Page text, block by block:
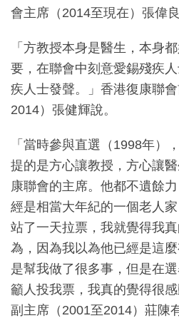
會主席（2014至現在）張偉良
「方教授本身是醫生，本身
要，在聯會中刻意愛錫殘疾
疾人士發聲。」香港復康聯
2014）張健輝說。
「當時參與直選（1998年）
提的是方心讓教授，方心讓
康聯會的主席。他都不遺餘
經是相當大年紀的一個老人
站了一天拉票，我就覺得我
為，因為我以為他已經是這
是幫我做了很多事，但是在
籲人投我票，我真的覺得很
副主席（2001至2014）莊陳